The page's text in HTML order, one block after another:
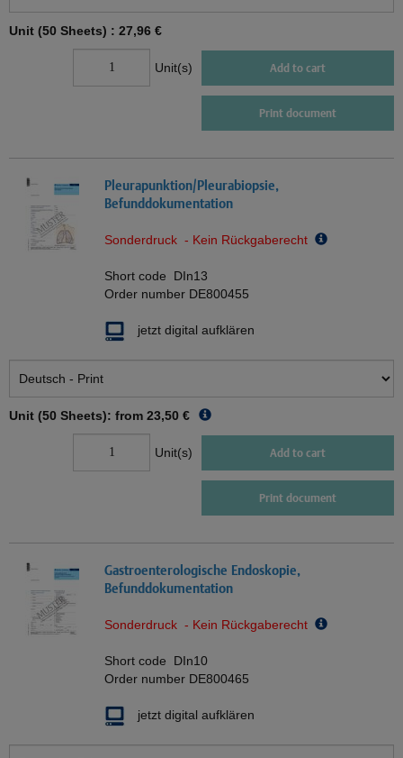
Unit (50 Sheets) : 27,96 €
Unit(s) Add to cart
Print document
Pleurapunktion/Pleurabiopsie,
Befunddokumentation
Sonderdruck - Kein Rückgaberecht
Short code DIn13
Order number DE800455
jetzt digital aufklären
Unit (50 Sheets): from 23,50 €
Unit(s) Add to cart
Print document
Gastroenterologische Endoskopie,
Befunddokumentation
Sonderdruck - Kein Rückgaberecht
Short code DIn10
Order number DE800465
jetzt digital aufklären